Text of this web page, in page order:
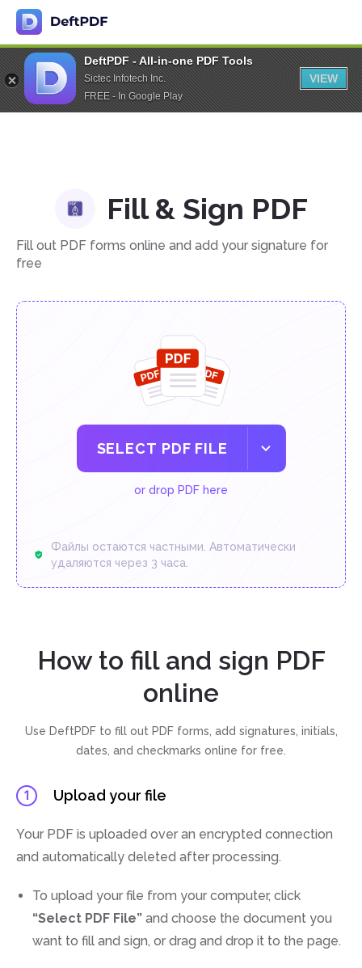
DeftPDF - All-in-one PDF Tools
Sictec Infotech Inc.
FREE - In Google Play
VIEW
Fill & Sign PDF
Fill out PDF forms online and add your signature for
free
SELECT PDF FILE
or drop PDF here
Файлы остаются частными. Автоматически
удаляются через 3 часа.
How to fill and sign PDF
online
Use DeftPDF to fill out PDF forms, add signatures, initials,
dates, and checkmarks online for free.
1 Upload your file
Your PDF is uploaded over an encrypted connection
and automatically deleted after processing.
To upload your file from your computer, click
“Select PDF File” and choose the document you
want to fill and sign, or drag and drop it to the page.